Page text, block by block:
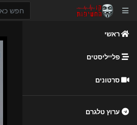
ראשי
פלייליסטים
סרטונים
ערוץ טלגרם